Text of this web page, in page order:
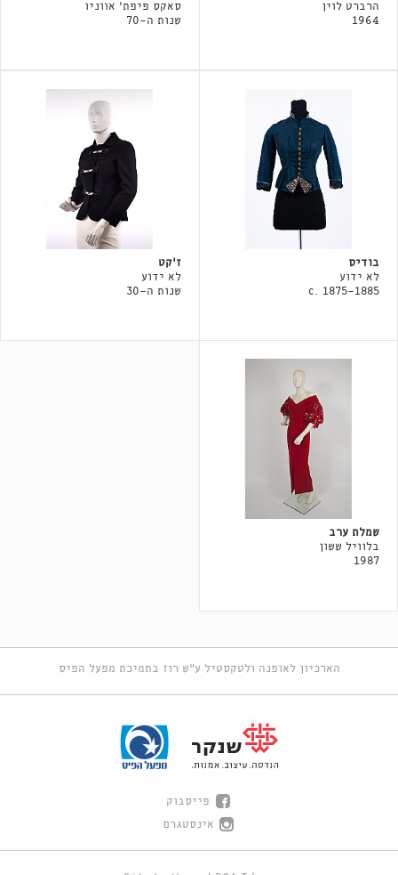
הרברט לוין
1964
סאקס פיפת' אווניו
שנות ה-70
בודיס
לא ידוע
c. 1875-1885
ז׳קט
לא ידוע
שנות ה-30
שמלת ערב
בלוויל ששון
1987
הארכיון לאופנה ולטקסטיל ע"ש רוז בתמיכת מפעל הפיס
פייסבוק
אינסטגרם